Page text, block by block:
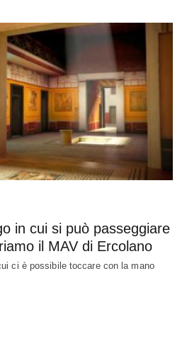
in cui si può passeggiare
il MAV di Ercolano
ci è possibile toccare con la mano